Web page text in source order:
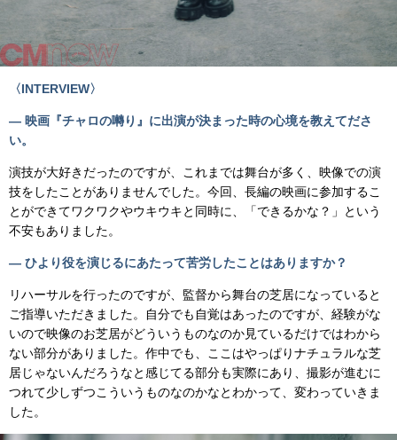
〈INTERVIEW〉
— 映画『チャロの囀り』に出演が決まった時の心境を教えてださ
い。
演技が大好きだったのですが、これまでは舞台が多く、映像での演
技をしたことがありませんでした。今回、長編の映画に参加するこ
とができてワクワクやウキウキと同時に、「できるかな？」という
不安もありました。
— ひより役を演じるにあたって苦労したことはありますか？
リハーサルを行ったのですが、監督から舞台の芝居になっていると
ご指導いただきました。自分でも自覚はあったのですが、経験がな
いので映像のお芝居がどういうものなのか見ているだけではわから
ない部分がありました。作中でも、ここはやっぱりナチュラルな芝
居じゃないんだろうなと感じてる部分も実際にあり、撮影が進むに
つれて少しずつこういうものなのかなとわかって、変わっていきま
した。